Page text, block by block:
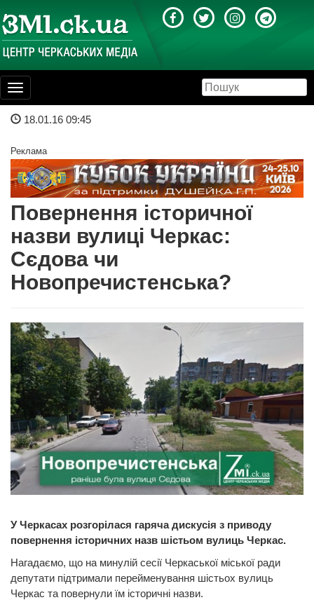
Toggle
navigation
18.01.16 09:45
Реклама
Повернення історичної
назви вулиці Черкас:
Сєдова чи
Новопречистенська?
У Черкасах розгорілася гаряча дискусія з приводу
повернення історичних назв шістьом вулиць Черкас.
Нагадаємо, що на минулій сесії Черкаської міської ради
депутати підтримали перейменування шістьох вулиць
Черкас та повернули їм історичні назви.